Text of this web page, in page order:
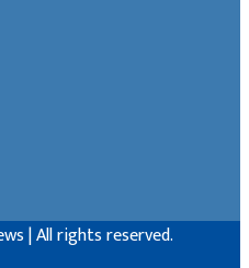
| All rights reserved.